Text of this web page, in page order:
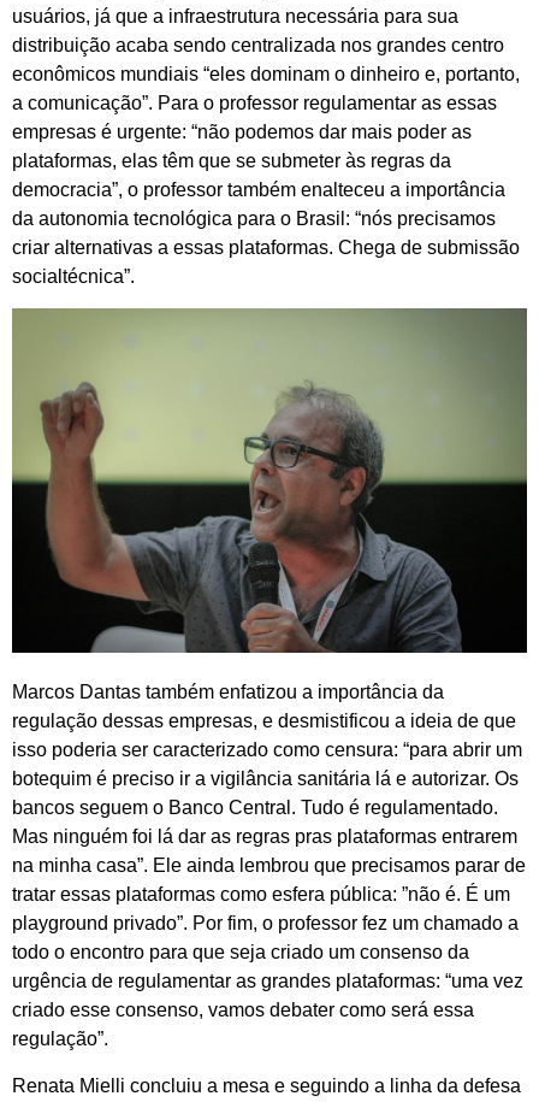
usuários, já que a infraestrutura necessária para sua
distribuição acaba sendo centralizada nos grandes centro
econômicos mundiais “eles dominam o dinheiro e, portanto,
a comunicação”. Para o professor regulamentar as essas
empresas é urgente: “não podemos dar mais poder as
plataformas, elas têm que se submeter às regras da
democracia”, o professor também enalteceu a importância
da autonomia tecnológica para o Brasil: “nós precisamos
criar alternativas a essas plataformas. Chega de submissão
socialtécnica”.
Marcos Dantas também enfatizou a importância da
regulação dessas empresas, e desmistificou a ideia de que
isso poderia ser caracterizado como censura: “para abrir um
botequim é preciso ir a vigilância sanitária lá e autorizar. Os
bancos seguem o Banco Central. Tudo é regulamentado.
Mas ninguém foi lá dar as regras pras plataformas entrarem
na minha casa”. Ele ainda lembrou que precisamos parar de
tratar essas plataformas como esfera pública: ”não é. É um
playground privado”. Por fim, o professor fez um chamado a
todo o encontro para que seja criado um consenso da
urgência de regulamentar as grandes plataformas: “uma vez
criado esse consenso, vamos debater como será essa
regulação”.
Renata Mielli concluiu a mesa e seguindo a linha da defesa